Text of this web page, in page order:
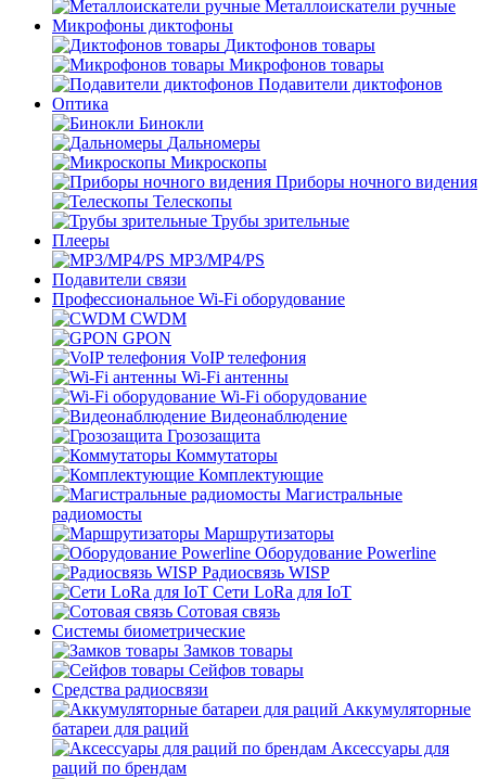
Металлоискатели ручные
Микрофоны диктофоны
Диктофонов товары
Микрофонов товары
Подавители диктофонов
Оптика
Бинокли
Дальномеры
Микроскопы
Приборы ночного видения
Телескопы
Трубы зрительные
Плееры
MP3/MP4/PS
Подавители связи
Профессиональное Wi-Fi оборудование
CWDM
GPON
VoIP телефония
Wi-Fi антенны
Wi-Fi оборудование
Видеонаблюдение
Грозозащита
Коммутаторы
Комплектующие
Магистральные
радиомосты
Маршрутизаторы
Оборудование Powerline
Радиосвязь WISP
Сети LoRa для IoT
Сотовая связь
Системы биометрические
Замков товары
Сейфов товары
Средства радиосвязи
Аккумуляторные
батареи для раций
Аксессуары для
раций по брендам